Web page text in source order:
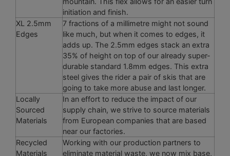
initiation and finish.
XL 2.5mm
Edges
7 fractions of a millimetre might not sound
like much, but when it comes to edges, it
adds up. The 2.5mm edges stack an extra
35% of height on top of our already super-
durable standard 1.8mm edges. This extra
steel gives the rider a pair of skis that are
going to take more abuse and last longer.
Locally
Sourced
Materials
In an effort to reduce the impact of our
supply chain, we strive to source materials
from European companies that are based
near our factories.
Recycled
Materials
Working with our production partners to
eliminate material waste, we now mix base,